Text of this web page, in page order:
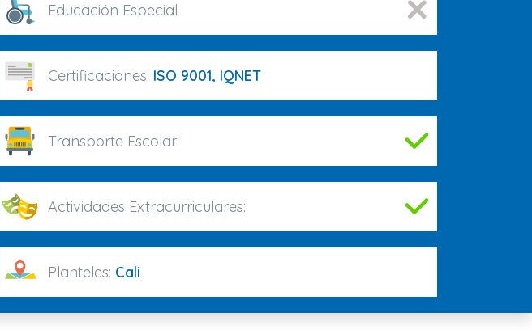
Educación Especial
Certificaciones: ISO 9001, IQNET
Transporte Escolar:
Actividades Extracurriculares:
Planteles: Cali